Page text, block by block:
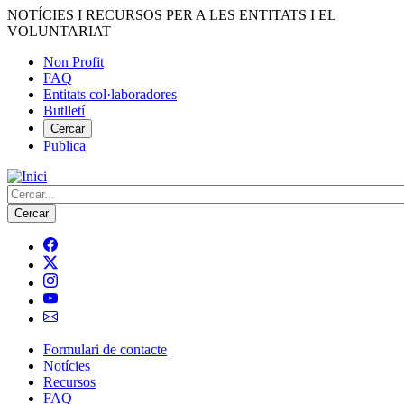
Vés
al
NOTÍCIES I RECURSOS PER A LES ENTITATS I EL
VOLUNTARIAT
Menú
del
compte
d'usuari
Non Profit
FAQ
Entitats col·laboradores
Butlletí
Cercar
Publica
Cerca
Navegació
principal
Formulari de contacte
Notícies
Recursos
FAQ